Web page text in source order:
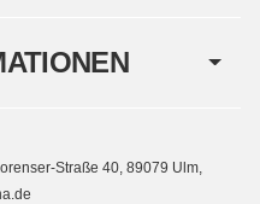
Straße 40, 89079 Ulm,